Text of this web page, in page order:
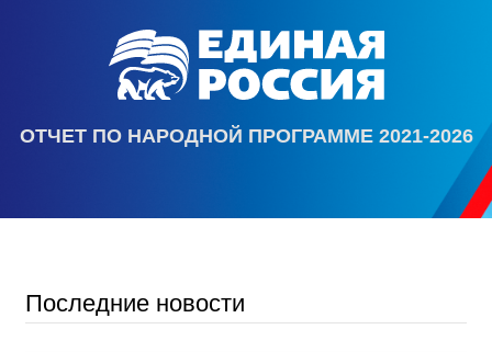
ОТЧЕТ ПО НАРОДНОЙ ПРОГРАММЕ 2021-2026
Последние новости